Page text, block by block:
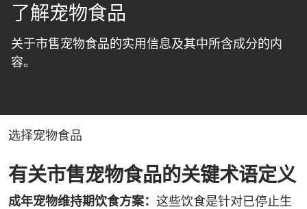
了解宠物食品
关于市售宠物食品的实用信息及其中所含成分的内
容。
选择宠物食品
有关市售宠物食品的关键术语定义
成年宠物维持期饮食方案： 这些饮食是针对已停止生